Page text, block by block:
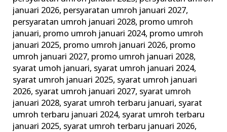
januari 2026, persyaratan umroh januari 2027,
persyaratan umroh januari 2028, promo umroh
januari, promo umroh januari 2024, promo umroh
januari 2025, promo umroh januari 2026, promo
umroh januari 2027, promo umroh januari 2028,
syarat umoh januari, syarat umroh januari 2024,
syarat umroh januari 2025, syarat umroh januari
2026, syarat umroh januari 2027, syarat umroh
januari 2028, syarat umroh terbaru januari, syarat
umroh terbaru januari 2024, syarat umroh terbaru
januari 2025, syarat umroh terbaru januari 2026,